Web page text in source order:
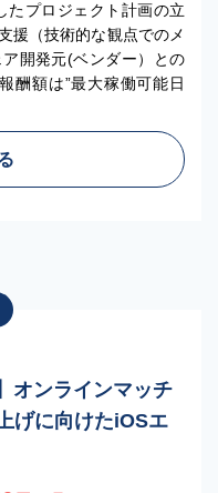
たプロジェクト計画の立
援（技術的な観点でのメ
開発元(ベンダー）との
酬額は”最大稼働可能日
オンラインマッチ
げに向けたiOSエ